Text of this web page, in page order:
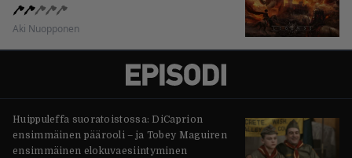
Aki Nuopponen
Huippuleffa suoratoistossa: DiCaprion
ensimmäinen päärooli – ja Tobey Maguiren
ensimmäinen elokuvaesiintyminen